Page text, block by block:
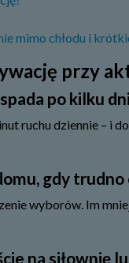
mimo chłodu i
przy
po kilku
ruchu dziennie – i
gdy trudno
wyborów. Im
na siłownię